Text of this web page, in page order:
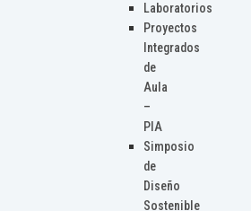
Laboratorios
Proyectos
Integrados
de
Aula
–
PIA
Simposio
de
Diseño
Sostenible